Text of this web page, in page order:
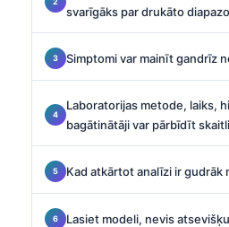
svarīgāks par drukāto
Simptomi var mainīt gandrīz
Laboratorijas metode, laiks,
bagātinātāji var pārbīdīt skaitli
Kad atkārtot analīzi ir gudrāk
Lasiet modeli, nevis